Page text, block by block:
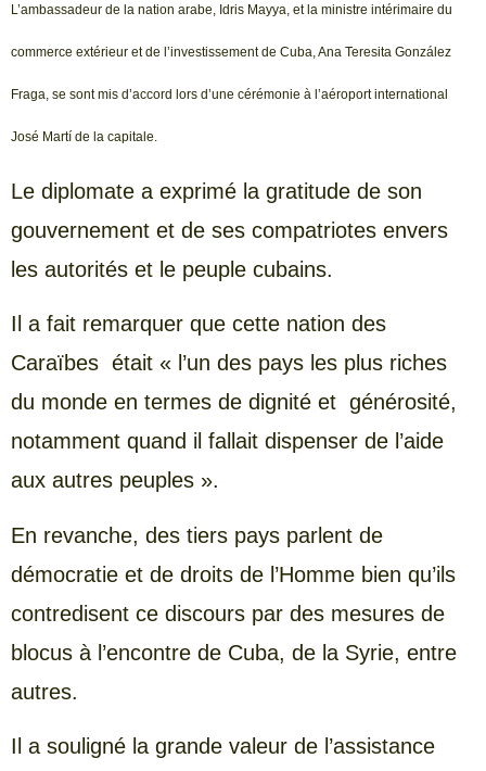
L’ambassadeur de la nation arabe, Idris Mayya, et la ministre intérimaire du
commerce extérieur et de l’investissement de Cuba, Ana Teresita González
Fraga, se sont mis d’accord lors d’une cérémonie à l’aéroport international
José Martí de la capitale.
Le diplomate a exprimé la gratitude de son
gouvernement et de ses compatriotes envers
les autorités et le peuple cubains.
Il a fait remarquer que cette nation des
Caraïbes était « l’un des pays les plus riches
du monde en termes de dignité et générosité,
notamment quand il fallait dispenser de l’aide
aux autres peuples ».
En revanche, des tiers pays parlent de
démocratie et de droits de l’Homme bien qu’ils
contredisent ce discours par des mesures de
blocus à l’encontre de Cuba, de la Syrie, entre
autres.
Il a souligné la grande valeur de l’assistance